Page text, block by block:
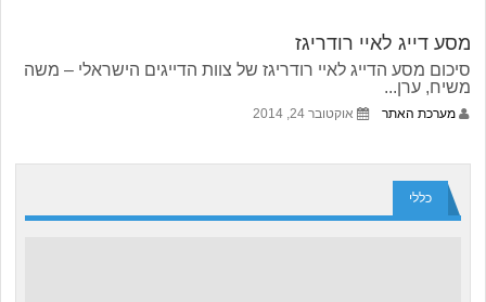
מסע דייג לאיי רודריגז
סיכום מסע הדייג לאיי רודריגז של צוות הדייגים הישראלי – משה
משיח, ערן...
מערכת האתר אוקטובר 24, 2014
כללי